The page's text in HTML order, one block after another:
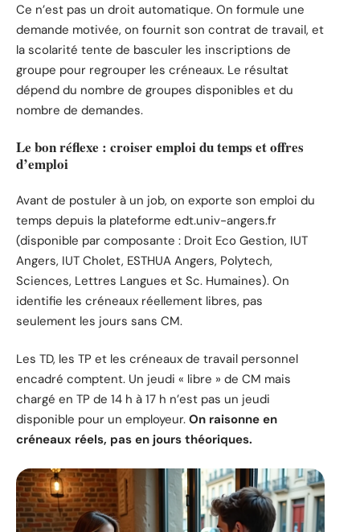
Ce n’est pas un droit automatique. On formule une
demande motivée, on fournit son contrat de travail, et
la scolarité tente de basculer les inscriptions de
groupe pour regrouper les créneaux. Le résultat
dépend du nombre de groupes disponibles et du
nombre de demandes.
Le bon réflexe : croiser emploi du temps et offres
d’emploi
Avant de postuler à un job, on exporte son emploi du
temps depuis la plateforme edt.univ-angers.fr
(disponible par composante : Droit Eco Gestion, IUT
Angers, IUT Cholet, ESTHUA Angers, Polytech,
Sciences, Lettres Langues et Sc. Humaines). On
identifie les créneaux réellement libres, pas
seulement les jours sans CM.
Les TD, les TP et les créneaux de travail personnel
encadré comptent. Un jeudi « libre » de CM mais
chargé en TP de 14 h à 17 h n’est pas un jeudi
disponible pour un employeur. On raisonne en
créneaux réels, pas en jours théoriques.